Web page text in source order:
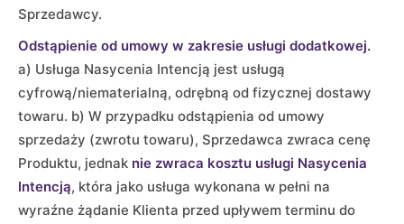
Sprzedawcy.
Odstąpienie od umowy w zakresie usługi dodatkowej.
a) Usługa Nasycenia Intencją jest usługą
cyfrową/niematerialną, odrębną od fizycznej dostawy
towaru. b) W przypadku odstąpienia od umowy
sprzedaży (zwrotu towaru), Sprzedawca zwraca cenę
Produktu, jednak nie zwraca kosztu usługi Nasycenia
Intencją, która jako usługa wykonana w pełni na
wyraźne żądanie Klienta przed upływem terminu do